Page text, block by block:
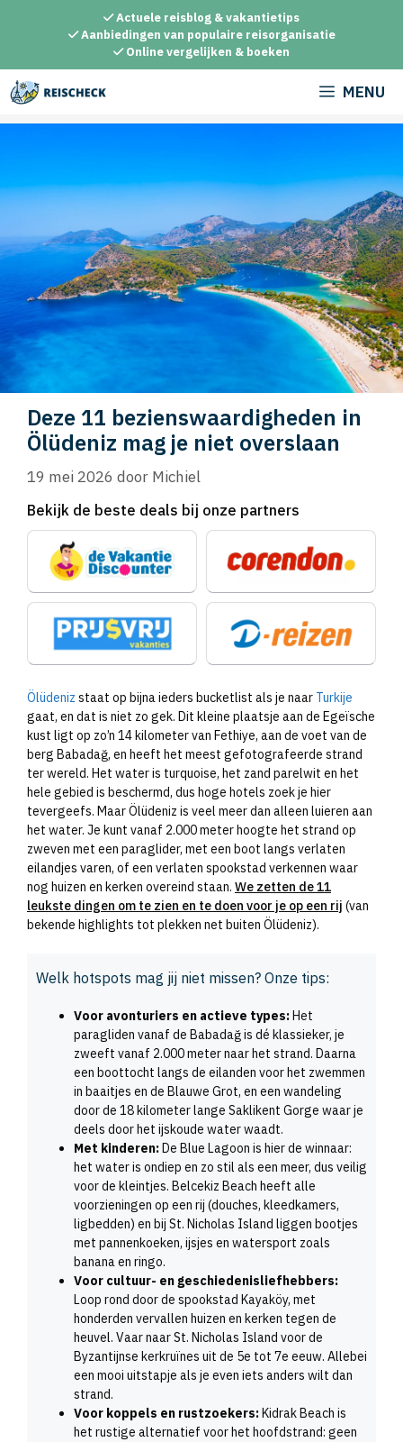
inhoud
Actuele reisblog & vakantietips
Aanbiedingen van populaire reisorganisatie
Online vergelijken & boeken
MENU
Deze 11 bezienswaardigheden in
Ölüdeniz mag je niet overslaan
19 mei 2026 door Michiel
Bekijk de beste deals bij onze partners
Ölüdeniz staat op bijna ieders bucketlist als je naar Turkije
gaat, en dat is niet zo gek. Dit kleine plaatsje aan de Egeïsche
kust ligt op zo’n 14 kilometer van Fethiye, aan de voet van de
berg Babadağ, en heeft het meest gefotografeerde strand
ter wereld. Het water is turquoise, het zand parelwit en het
hele gebied is beschermd, dus hoge hotels zoek je hier
tevergeefs. Maar Ölüdeniz is veel meer dan alleen luieren aan
het water. Je kunt vanaf 2.000 meter hoogte het strand op
zweven met een paraglider, met een boot langs verlaten
eilandjes varen, of een verlaten spookstad verkennen waar
nog huizen en kerken overeind staan. We zetten de 11
leukste dingen om te zien en te doen voor je op een rij (van
bekende highlights tot plekken net buiten Ölüdeniz).
Welk hotspots mag jij niet missen? Onze tips:
Voor avonturiers en actieve types:Het
paragliden vanaf de Babadağ is dé klassieker, je
zweeft vanaf 2.000 meter naar het strand. Daarna
een boottocht langs de eilanden voor het zwemmen
in baaitjes en de Blauwe Grot, en een wandeling
door de 18 kilometer lange Saklikent Gorge waar je
deels door het ijskoude water waadt.
Met kinderen:De Blue Lagoon is hier de winnaar:
het water is ondiep en zo stil als een meer, dus veilig
voor de kleintjes. Belcekiz Beach heeft alle
voorzieningen op een rij (douches, kleedkamers,
ligbedden) en bij St. Nicholas Island liggen bootjes
met pannenkoeken, ijsjes en watersport zoals
banana en ringo.
Voor cultuur- en geschiedenisliefhebbers:
Loop rond door de spookstad Kayaköy, met
honderden vervallen huizen en kerken tegen de
heuvel. Vaar naar St. Nicholas Island voor de
Byzantijnse kerkruïnes uit de 5e tot 7e eeuw. Allebei
een mooi uitstapje als je even iets anders wilt dan
strand.
Voor koppels en rustzoekers:Kidrak Beach is
het rustige alternatief voor het hoofdstrand: geen